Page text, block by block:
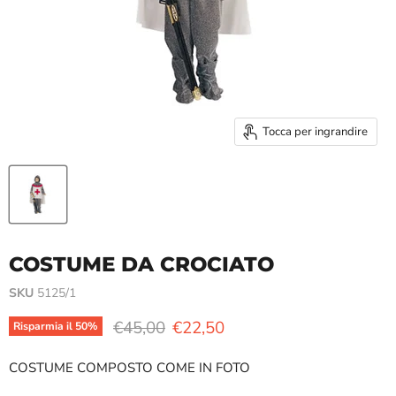
Tocca per ingrandire
COSTUME DA CROCIATO
SKU 5125/1
Risparmia il 50% Prezzo originale
€45,00 Prezzo attuale
€22,50
COSTUME COMPOSTO COME IN FOTO